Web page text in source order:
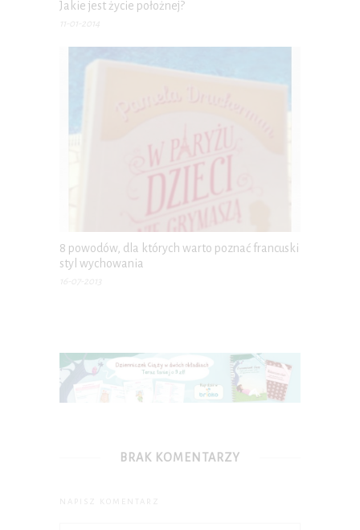
Jakie jest życie położnej?
11-01-2014
8 powodów, dla których warto poznać francuski
styl wychowania
16-07-2013
BRAK KOMENTARZY